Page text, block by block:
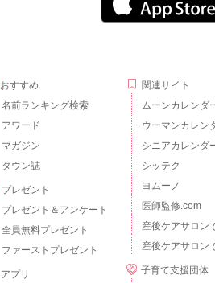
おすすめ
名前ランキング検索
アワード
マガジン
タウン誌
プレゼント
プレゼント＆アンケート
全員無料プレゼント
ファーストプレゼント
アプリ
関連サイト
ムーンカレンダ
ウーマンカレン
シニアカレンダ
シッテク
ヨムーノ
医師監修.com
産後ケアサロン
産後ケアサロン
子育て支援団体